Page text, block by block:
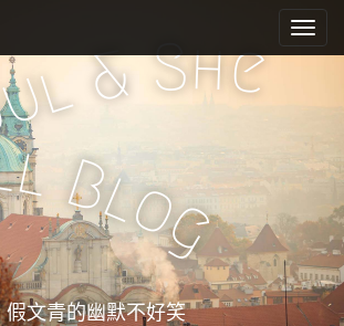
l&She
l Blog
假文青的幽默不好笑